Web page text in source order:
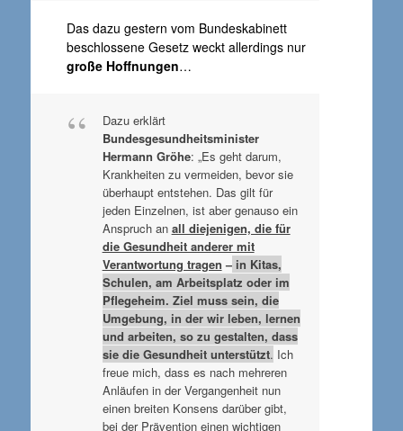
Das dazu gestern vom Bundeskabinett
beschlossene Gesetz weckt allerdings nur
große Hoffnungen…
Dazu erklärt
Bundesgesundheitsminister
Hermann Gröhe: „Es geht darum,
Krankheiten zu vermeiden, bevor sie
überhaupt entstehen. Das gilt für
jeden Einzelnen, ist aber genauso ein
Anspruch an all diejenigen, die für
die Gesundheit anderer mit
Verantwortung tragen –in Kitas,
Schulen, am Arbeitsplatz oder im
Pflegeheim. Ziel muss sein, die
Umgebung, in der wir leben, lernen
und arbeiten, so zu gestalten, dass
sie die Gesundheit unterstützt. Ich
freue mich, dass es nach mehreren
Anläufen in der Vergangenheit nun
einen breiten Konsens darüber gibt,
bei der Prävention einen wichtigen